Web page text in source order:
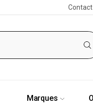
Contact
Marques